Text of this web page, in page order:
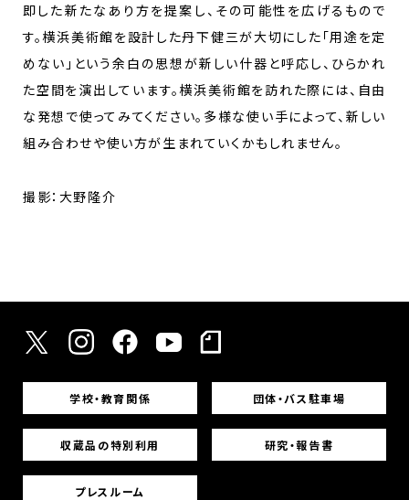
即した新たなあり方を提案し、その可能性を広げるもので
す。横浜美術館を設計した丹下健三が大切にした「用途を定
めない」という余白の思想が新しい什器と呼応し、ひらかれ
た空間を演出しています。横浜美術館を訪れた際には、自由
な発想で使ってみてください。多様な使い手によって、新しい
組み合わせや使い方が生まれていくかもしれません。
撮影：大野隆介
学校・教育関係 団体・バス駐車場
収蔵品の特別利用 研究・報告書
プレスルーム